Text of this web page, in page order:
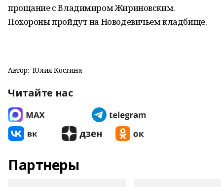
прощание с Владимиром Жириновским.
Похороны пройдут на Новодевичьем кладбище.
Автор: Юлия Костина
Читайте нас
Партнеры